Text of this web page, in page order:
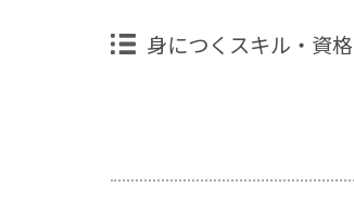
身につくスキル・資格